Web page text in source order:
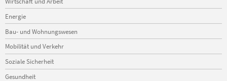
Energie
Bau- und Wohnungswesen
Mobilität und Verkehr
Soziale Sicherheit
Gesundheit